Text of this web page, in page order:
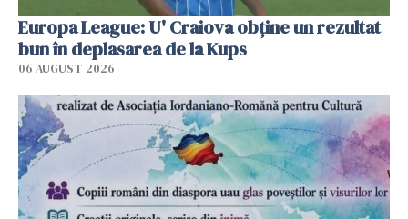
Europa League: U' Craiova obține un rezultat
bun în deplasarea de la Kups
06 AUGUST 2026